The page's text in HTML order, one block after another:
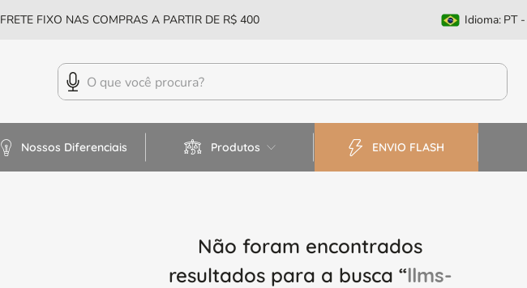
FRETE FIXO NAS COMPRAS A PARTIR DE R$ 400 Idioma: PT
Nossos Diferenciais Produtos ENVIO FLASH
Não foram encontrados
resultados para a busca “llms-